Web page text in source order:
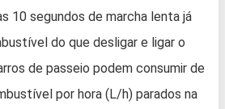
10 segundos de marcha lenta já
do que desligar e ligar o
de passeio podem consumir de
por hora (L/h) parados na